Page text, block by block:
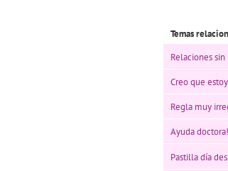
Temas
Relaciones
Creo que
Regla muy
Ayuda doctora!
Pastilla día